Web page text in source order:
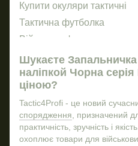
Купити окуляри тактичні
Тактична футболка
Військову форму купити
Купити мішень
Комплект військового
Обкладинка посвідчення
Machete
Військові товари військторг
Сокира купити
Шукаєте
наліпкой Чорна
ціною?
Tactic4Profi - це новий
спорядження , призначений
практичність, зручність і
охоплює товари для